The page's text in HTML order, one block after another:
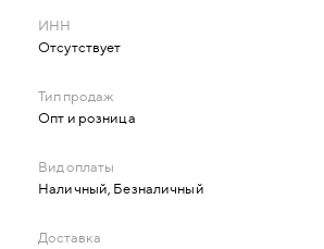
Отсутствует
Опт и розница
Наличный, Безналичный